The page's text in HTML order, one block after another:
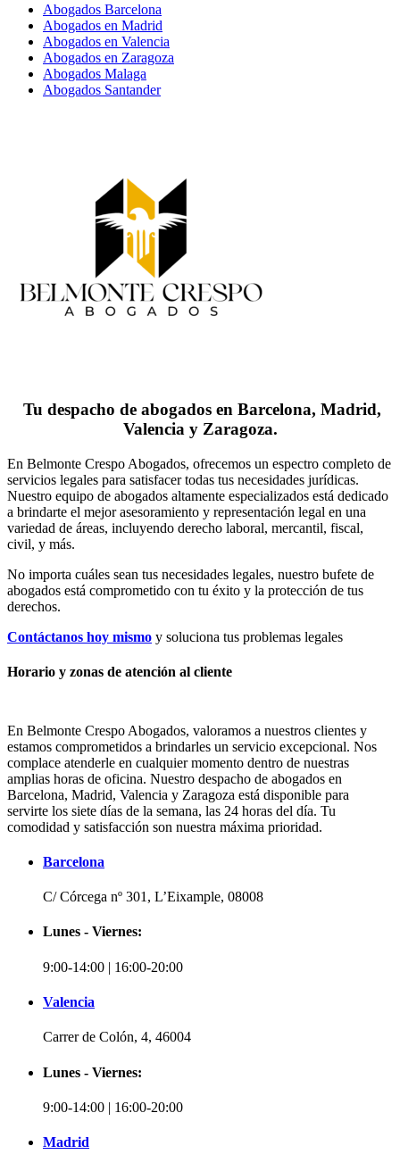
Abogados Barcelona
Abogados en Madrid
Abogados en Valencia
Abogados en Zaragoza
Abogados Malaga
Abogados Santander
Tu despacho de abogados en Barcelona, Madrid,
Valencia y Zaragoza.
En Belmonte Crespo Abogados, ofrecemos un espectro completo de
servicios legales para satisfacer todas tus necesidades jurídicas.
Nuestro equipo de abogados altamente especializados está dedicado
a brindarte el mejor asesoramiento y representación legal en una
variedad de áreas, incluyendo derecho laboral, mercantil, fiscal,
civil, y más.
No importa cuáles sean tus necesidades legales, nuestro bufete de
abogados está comprometido con tu éxito y la protección de tus
derechos.
Contáctanos hoy mismo y soluciona tus problemas legales
Horario y zonas de atención al cliente
En Belmonte Crespo Abogados, valoramos a nuestros clientes y
estamos comprometidos a brindarles un servicio excepcional. Nos
complace atenderle en cualquier momento dentro de nuestras
amplias horas de oficina. Nuestro despacho de abogados en
Barcelona, Madrid, Valencia y Zaragoza está disponible para
servirte los siete días de la semana, las 24 horas del día. Tu
comodidad y satisfacción son nuestra máxima prioridad.
Barcelona
C/ Córcega nº 301, L’Eixample, 08008
Lunes - Viernes:
9:00-14:00 | 16:00-20:00
Valencia
Carrer de Colón, 4, 46004
Lunes - Viernes:
9:00-14:00 | 16:00-20:00
Madrid